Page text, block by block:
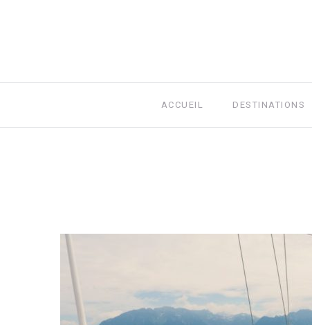
ACCUEIL DESTINATIONS